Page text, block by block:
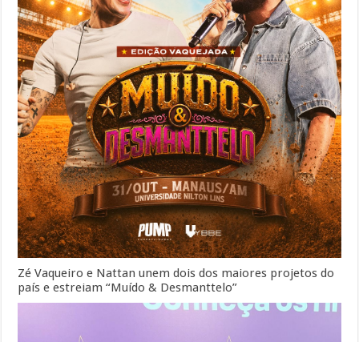
Zé Vaqueiro e Nattan unem dois dos maiores projetos do
país e estreiam “Muído & Desmanttelo”